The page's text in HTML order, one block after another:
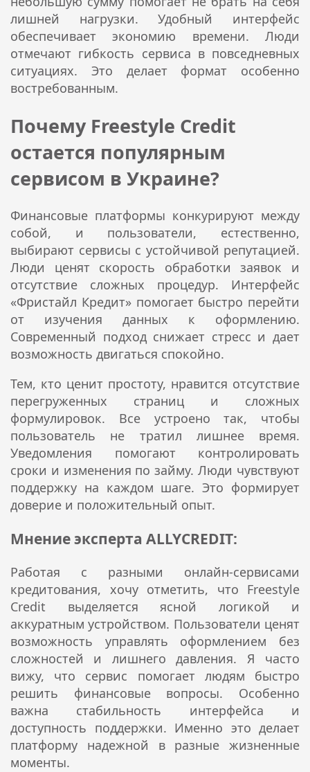
лишней нагрузки. Удобный интерфейс
обеспечивает экономию времени. Люди
отмечают гибкость сервиса в повседневных
ситуациях. Это делает формат особенно
востребованным.
Почему Freestyle Credit
остается популярным
сервисом в Украине?
Финансовые платформы конкурируют между
собой, и пользователи, естественно,
выбирают сервисы с устойчивой репутацией.
Люди ценят скорость обработки заявок и
отсутствие сложных процедур. Интерфейс
«Фристайл Кредит» помогает быстро перейти
от изучения данных к оформлению.
Современный подход снижает стресс и дает
возможность двигаться спокойно.
Тем, кто ценит простоту, нравится отсутствие
перегруженных страниц и сложных
формулировок. Все устроено так, чтобы
пользователь не тратил лишнее время.
Уведомления помогают контролировать
сроки и изменения по займу. Люди чувствуют
поддержку на каждом шаге. Это формирует
доверие и положительный опыт.
Мнение эксперта ALLYCREDIT:
Работая с разными онлайн-сервисами
кредитования, хочу отметить, что Freestyle
Credit выделяется ясной логикой и
аккуратным устройством. Пользователи ценят
возможность управлять оформлением без
сложностей и лишнего давления. Я часто
вижу, что сервис помогает людям быстро
решить финансовые вопросы. Особенно
важна стабильность интерфейса и
доступность поддержки. Именно это делает
платформу надежной в разные жизненные
моменты.